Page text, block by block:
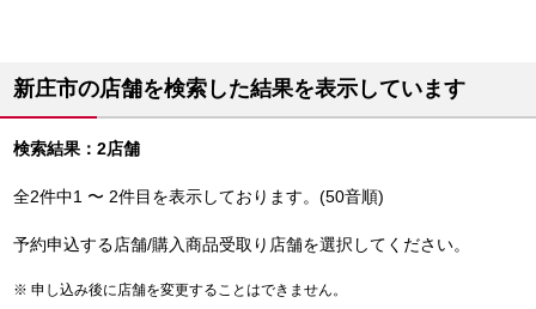
新庄市の店舗を検索した結果を表示しています
検索結果：2店舗
全2件中1 〜 2件目を表示しております。(50音順)
予約申込する店舗/購入商品受取り店舗を選択してください。
申し込み後に店舗を変更することはできません。